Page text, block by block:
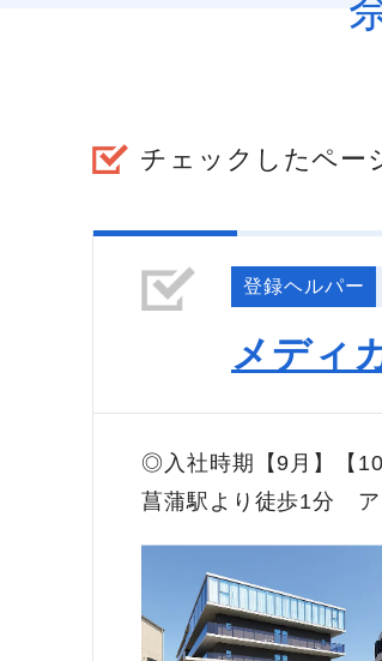
チェックしたペー
登録ヘルパー
メディ
◎入社時期【9月】【
菖蒲駅より徒歩1分 ア